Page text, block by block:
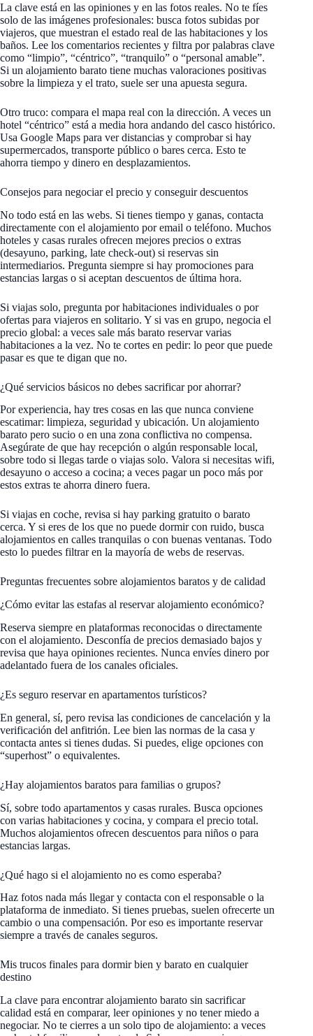
La clave está en las opiniones y en las fotos reales. No te fíes
solo de las imágenes profesionales: busca fotos subidas por
viajeros, que muestran el estado real de las habitaciones y los
baños. Lee los comentarios recientes y filtra por palabras clave
como “limpio”, “céntrico”, “tranquilo” o “personal amable”.
Si un alojamiento barato tiene muchas valoraciones positivas
sobre la limpieza y el trato, suele ser una apuesta segura.
Otro truco: compara el mapa real con la dirección. A veces un
hotel “céntrico” está a media hora andando del casco histórico.
Usa Google Maps para ver distancias y comprobar si hay
supermercados, transporte público o bares cerca. Esto te
ahorra tiempo y dinero en desplazamientos.
Consejos para negociar el precio y conseguir descuentos
No todo está en las webs. Si tienes tiempo y ganas, contacta
directamente con el alojamiento por email o teléfono. Muchos
hoteles y casas rurales ofrecen mejores precios o extras
(desayuno, parking, late check-out) si reservas sin
intermediarios. Pregunta siempre si hay promociones para
estancias largas o si aceptan descuentos de última hora.
Si viajas solo, pregunta por habitaciones individuales o por
ofertas para viajeros en solitario. Y si vas en grupo, negocia el
precio global: a veces sale más barato reservar varias
habitaciones a la vez. No te cortes en pedir: lo peor que puede
pasar es que te digan que no.
¿Qué servicios básicos no debes sacrificar por ahorrar?
Por experiencia, hay tres cosas en las que nunca conviene
escatimar: limpieza, seguridad y ubicación. Un alojamiento
barato pero sucio o en una zona conflictiva no compensa.
Asegúrate de que hay recepción o algún responsable local,
sobre todo si llegas tarde o viajas solo. Valora si necesitas wifi,
desayuno o acceso a cocina; a veces pagar un poco más por
estos extras te ahorra dinero fuera.
Si viajas en coche, revisa si hay parking gratuito o barato
cerca. Y si eres de los que no puede dormir con ruido, busca
alojamientos en calles tranquilas o con buenas ventanas. Todo
esto lo puedes filtrar en la mayoría de webs de reservas.
Preguntas frecuentes sobre alojamientos baratos y de calidad
¿Cómo evitar las estafas al reservar alojamiento económico?
Reserva siempre en plataformas reconocidas o directamente
con el alojamiento. Desconfía de precios demasiado bajos y
revisa que haya opiniones recientes. Nunca envíes dinero por
adelantado fuera de los canales oficiales.
¿Es seguro reservar en apartamentos turísticos?
En general, sí, pero revisa las condiciones de cancelación y la
verificación del anfitrión. Lee bien las normas de la casa y
contacta antes si tienes dudas. Si puedes, elige opciones con
“superhost” o equivalentes.
¿Hay alojamientos baratos para familias o grupos?
Sí, sobre todo apartamentos y casas rurales. Busca opciones
con varias habitaciones y cocina, y compara el precio total.
Muchos alojamientos ofrecen descuentos para niños o para
estancias largas.
¿Qué hago si el alojamiento no es como esperaba?
Haz fotos nada más llegar y contacta con el responsable o la
plataforma de inmediato. Si tienes pruebas, suelen ofrecerte un
cambio o una compensación. Por eso es importante reservar
siempre a través de canales seguros.
Mis trucos finales para dormir bien y barato en cualquier
destino
La clave para encontrar alojamiento barato sin sacrificar
calidad está en comparar, leer opiniones y no tener miedo a
negociar. No te cierres a un solo tipo de alojamiento: a veces